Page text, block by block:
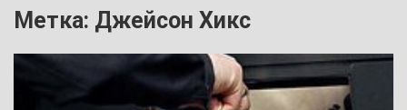
Метка: Джейсон Хикс